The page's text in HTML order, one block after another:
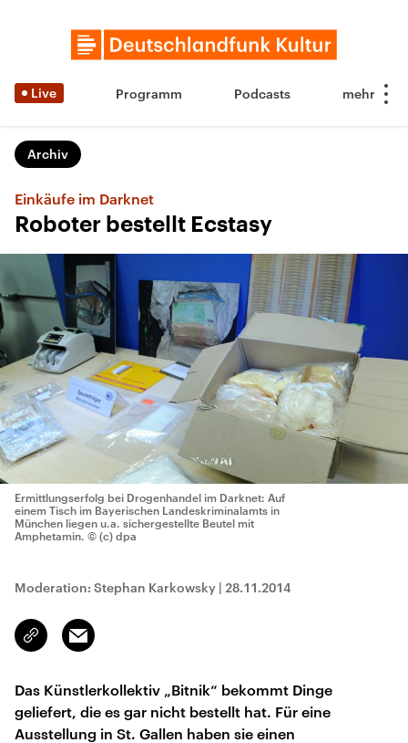
Live Programm Podcasts
Archiv
Einkäufe im Darknet
Roboter bestellt Ecstasy
Ermittlungserfolg bei Drogenhandel im Darknet: Auf
einem Tisch im Bayerischen Landeskriminalamts in
München liegen u.a. sichergestellte Beutel mit
Amphetamin. © (c) dpa
Moderation: Stephan Karkowsky | 28.11.2014
Link
kopieren/teilen
Email
Das Künstlerkollektiv „Bitnik“ bekommt Dinge
geliefert, die es gar nicht bestellt hat. Für eine
Ausstellung in St. Gallen haben sie einen